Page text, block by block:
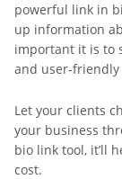
powerful link in
up information
important it is to
and user-
Let your clients
your business
bio link tool, it’ll
cost.